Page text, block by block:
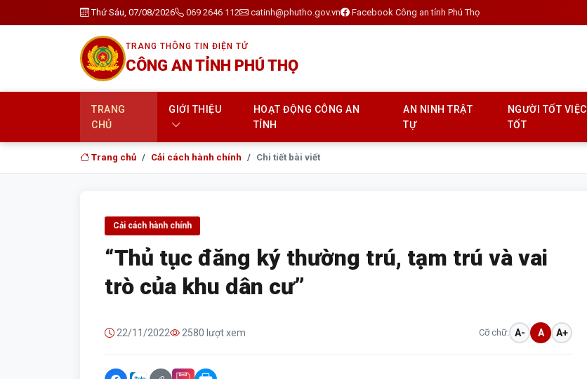
Thứ Sáu, 07/08/2026 069 2646 112 catinh@phutho.gov.vn Facebook Công an tỉnh Phú Thọ
TRANG THÔNG TIN ĐIỆN TỬ
CÔNG AN TỈNH PHÚ THỌ
TRANG
CHỦ
GIỚI THIỆU
HOẠT ĐỘNG CÔNG AN
TỈNH
AN NINH TRẬT
TỰ
NGƯỜI TỐT VIỆC
TỐT
Trang chủ Cải cách hành chính Chi tiết bài viết
Cải cách hành chính
“Thủ tục đăng ký thường trú, tạm trú và vai
trò của khu dân cư”
22/11/2022 2580 lượt xem Cỡ chữ: A- A A+